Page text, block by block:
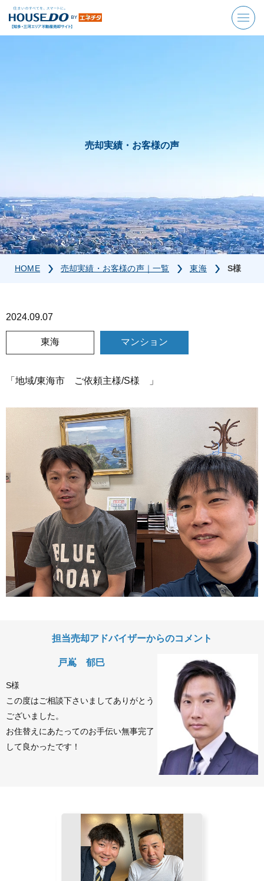
売却実績・お客様の声
HOME 売却実績・お客様の声｜一覧 東海 S様
2024.09.07
東海 マンション
「地域/東海市 ご依頼主様/S様 」
担当売却アドバイザーからのコメント
戸嶌 郁巳
S様
この度はご相談下さいましてありがとう
ございました。
お住替えにあたってのお手伝い無事完了
して良かったです！